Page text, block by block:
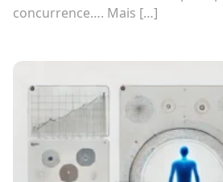
concurrence…. Mais […]